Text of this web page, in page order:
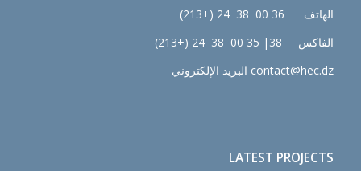
الهاتف 36 00 38 24 (+213)
الفاكس 38| 35 00 38 24 (+213)
contact@hec.dz البريد الإلكتروني
LATEST PROJECTS